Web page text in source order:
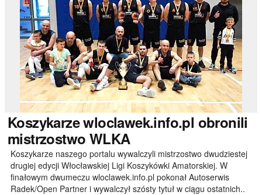
Koszykarzewloclawek.info.pl obronili
mistrzostwo WLKA
Koszykarze naszego portalu wywalczyli mistrzostwo dwudziestej
drugiej edycji Włocławskiej Ligi Koszykówki Amatorskiej. W
finałowym dwumeczu wloclawek.info.pl pokonał Autoserwis
Radek/Open Partner i wywalczył szósty tytuł w ciągu ostatnich..